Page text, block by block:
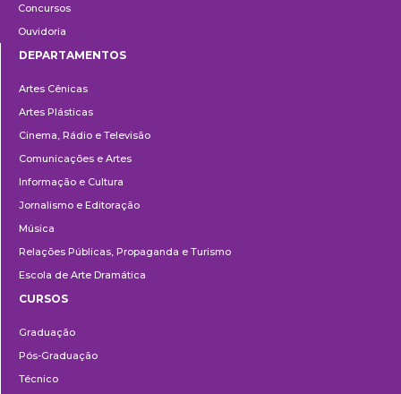
Concursos
Ouvidoria
DEPARTAMENTOS
Artes Cênicas
Artes Plásticas
Cinema, Rádio e Televisão
Comunicações e Artes
Informação e Cultura
Jornalismo e Editoração
Música
Relações Públicas, Propaganda e Turismo
Escola de Arte Dramática
CURSOS
Graduação
Pós-Graduação
Técnico